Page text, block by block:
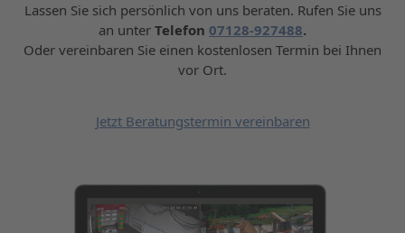
Lassen Sie sich persönlich von uns beraten. Rufen Sie uns
an unter Telefon 07128-927488.
Oder vereinbaren Sie einen kostenlosen Termin bei Ihnen
vor Ort.
Jetzt Beratungstermin vereinbaren